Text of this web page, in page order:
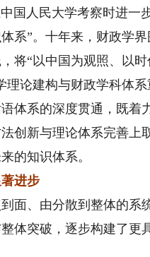
国人民大学考察时进一
系”。十年来，财政学
将“以中国为观照、以
论建构与财政学科体
体系的深度贯通，既着
创新与理论体系完善上
的知识体系。
进步
、由分散到整体的系
体突破，逐步构建了更